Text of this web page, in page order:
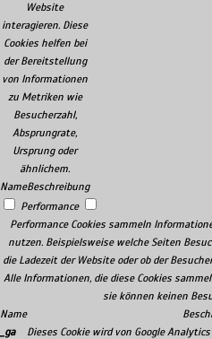
Website
interagieren. Diese
Cookies helfen bei
der Bereitstellung
von Informationen
zu Metriken wie
Besucherzahl,
Absprungrate,
Ursprung oder
ähnlichem.
NameBeschreibung
Performance
Performance Cookies sammeln
nutzen. Beispielsweise welche Seiten
die Ladezeit der Website oder ob der
Alle Informationen, die diese Cookies
sie können keinen
Name
_ga
Dieses Cookie wird von Google